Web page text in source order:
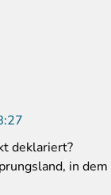
deklariert?
in